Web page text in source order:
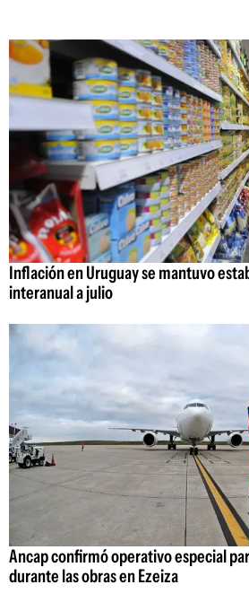
Inflación en Uruguay se mantuvo
interanual a julio
Ancap confirmó operativo especial
durante las obras en Ezeiza